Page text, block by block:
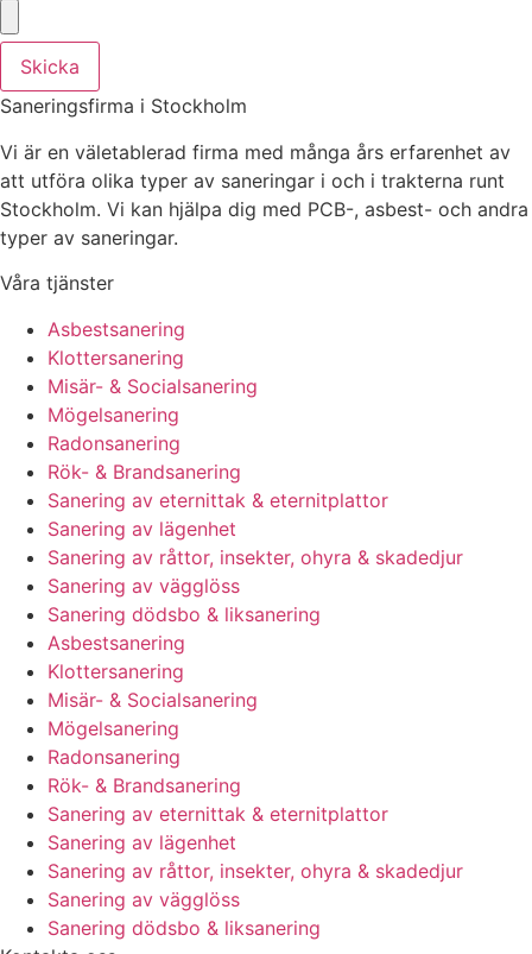
Skicka
Saneringsfirma i Stockholm
Vi är en väletablerad firma med många års erfarenhet av
att utföra olika typer av saneringar i och i trakterna runt
Stockholm. Vi kan hjälpa dig med PCB-, asbest- och andra
typer av saneringar.
Våra tjänster
Asbestsanering
Klottersanering
Misär- & Socialsanering
Mögelsanering
Radonsanering
Rök- & Brandsanering
Sanering av eternittak & eternitplattor
Sanering av lägenhet
Sanering av råttor, insekter, ohyra & skadedjur
Sanering av vägglöss
Sanering dödsbo & liksanering
Asbestsanering
Klottersanering
Misär- & Socialsanering
Mögelsanering
Radonsanering
Rök- & Brandsanering
Sanering av eternittak & eternitplattor
Sanering av lägenhet
Sanering av råttor, insekter, ohyra & skadedjur
Sanering av vägglöss
Sanering dödsbo & liksanering